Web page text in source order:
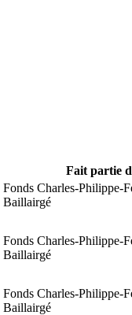
Fait partie
Fonds Charles-Philippe-
Baillairgé
Fonds Charles-Philippe-
Baillairgé
Fonds Charles-Philippe-
Baillairgé